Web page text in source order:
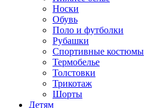
Носки
Обувь
Поло и футболки
Рубашки
Спортивные костюмы
Термобелье
Толстовки
Трикотаж
Шорты
Детям